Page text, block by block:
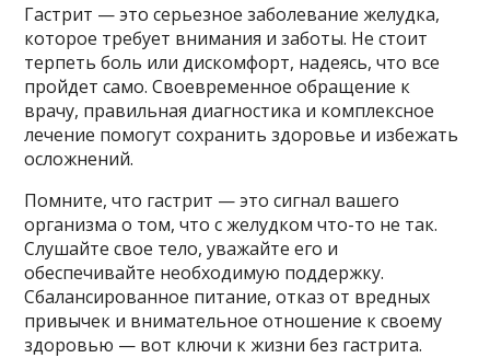
Гастрит — это серьезное заболевание желудка,
которое требует внимания и заботы. Не стоит
терпеть боль или дискомфорт, надеясь, что все
пройдет само. Своевременное обращение к
врачу, правильная диагностика и комплексное
лечение помогут сохранить здоровье и избежать
осложнений.
Помните, что гастрит — это сигнал вашего
организма о том, что с желудком что-то не так.
Слушайте свое тело, уважайте его и
обеспечивайте необходимую поддержку.
Сбалансированное питание, отказ от вредных
привычек и внимательное отношение к своему
здоровью — вот ключи к жизни без гастрита.